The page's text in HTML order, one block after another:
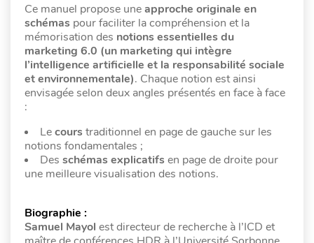
Ce manuel propose uneapproche originale en
schémas pour faciliter la compréhension et la
mémorisation des notions essentielles du
marketing 6.0 (un marketing qui intègre
l’intelligence artificielle et la responsabilité sociale
et environnementale). Chaque notion est ainsi
envisagée selon deux angles présentés en face à face
:
Lecours traditionnel en page de gauche sur les
notions fondamentales ;
Des schémas explicatifs en page de droite pour
une meilleure visualisation des notions.
Biographie :
Samuel Mayol est directeur de recherche à l’ICD et